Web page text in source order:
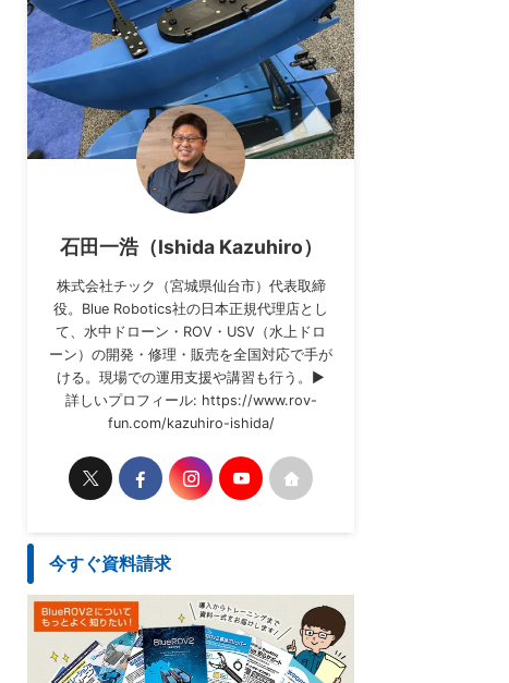
石田一浩（Ishida Kazuhiro）
株式会社チック（宮城県仙台市）代表取締
役。Blue Robotics社の日本正規代理店とし
て、水中ドローン・ROV・USV（水上ドロ
ーン）の開発・修理・販売を全国対応で手が
ける。現場での運用支援や講習も行う。▶
詳しいプロフィール: https://www.rov-
fun.com/kazuhiro-ishida/
今すぐ資料請求